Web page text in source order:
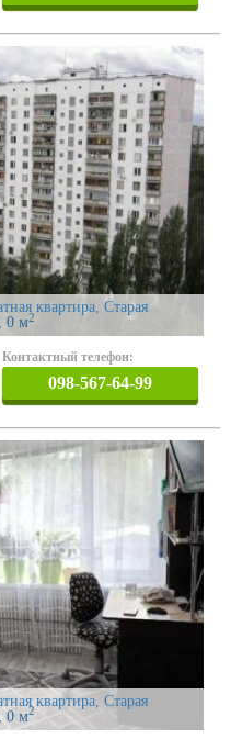
квартира, Старая
0 м2
Контактный телефон:
098-567-64-99
квартира, Старая
0 м2